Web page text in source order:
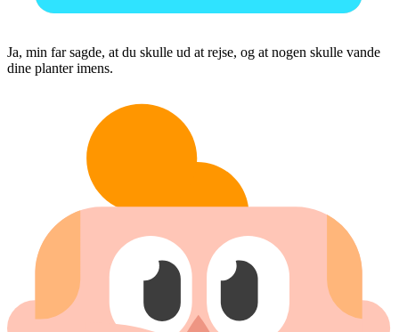
Ja, min far sagde, at du skulle ud at rejse, og at nogen skulle vande
dine planter imens.